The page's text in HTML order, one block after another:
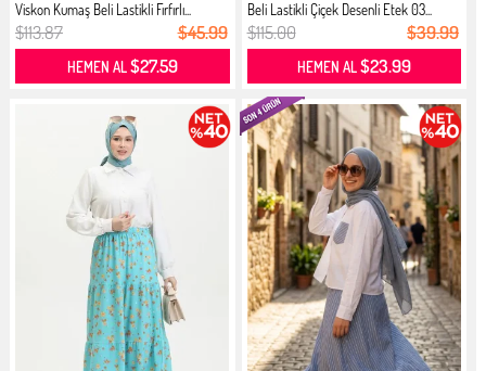
Viskon Kumaş Beli Lastikli Fırfırlı...
$113.87 $45.99
HEMEN AL$27.59
Beli Lastikli Çiçek Desenli Etek 03...
$115.00 $39.99
HEMEN AL$23.99